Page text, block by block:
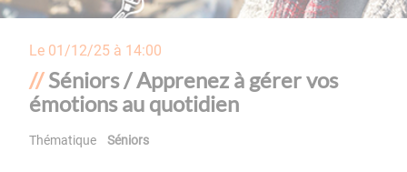
Le 01/12/25 à 14:00
Séniors / Apprenez à gérer vos
émotions au quotidien
Thématique Séniors